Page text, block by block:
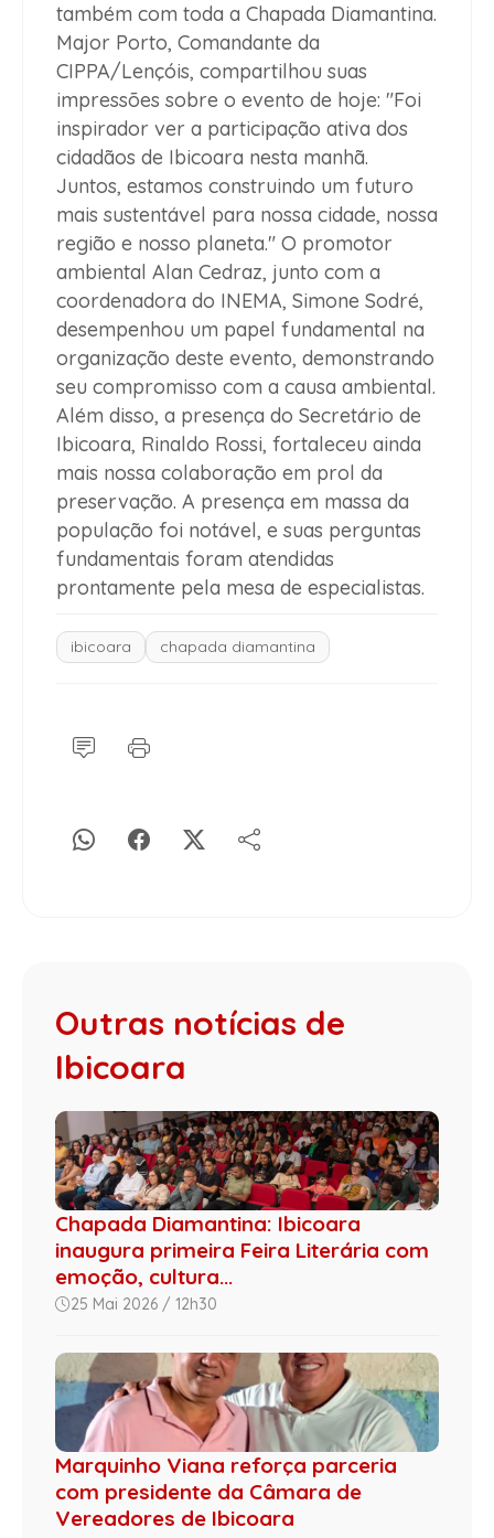
também com toda a Chapada Diamantina.
Major Porto, Comandante da
CIPPA/Lençóis, compartilhou suas
impressões sobre o evento de hoje: "Foi
inspirador ver a participação ativa dos
cidadãos de Ibicoara nesta manhã.
Juntos, estamos construindo um futuro
mais sustentável para nossa cidade, nossa
região e nosso planeta." O promotor
ambiental Alan Cedraz, junto com a
coordenadora do INEMA, Simone Sodré,
desempenhou um papel fundamental na
organização deste evento, demonstrando
seu compromisso com a causa ambiental.
Além disso, a presença do Secretário de
Ibicoara, Rinaldo Rossi, fortaleceu ainda
mais nossa colaboração em prol da
preservação. A presença em massa da
população foi notável, e suas perguntas
fundamentais foram atendidas
prontamente pela mesa de especialistas.
ibicoara chapada diamantina
Outras notícias de
Ibicoara
Chapada Diamantina: Ibicoara
inaugura primeira Feira Literária com
emoção, cultura...
25 Mai 2026 / 12h30
Marquinho Viana reforça parceria
com presidente da Câmara de
Vereadores de Ibicoara